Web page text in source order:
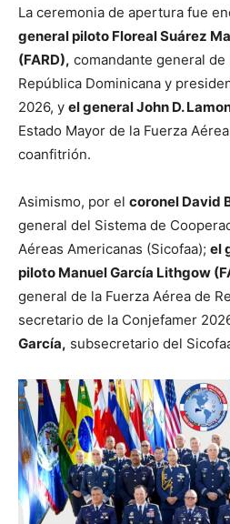
La ceremonia de apertura fue
general piloto Floreal Suárez
(FARD), comandante general de
República Dominicana y
2026, y el general John D.
Estado Mayor de la Fuerza
coanfitrión.
Asimismo, por el coronel David
general del Sistema de
Aéreas Americanas (Sicofaa); el
piloto Manuel García Lithgow
general de la Fuerza Aérea de
secretario de la Conjefamer
García, subsecretario del